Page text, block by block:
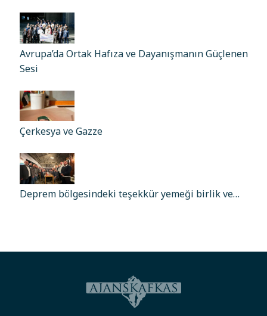
Avrupa’da Ortak Hafıza ve Dayanışmanın Güçlenen
Sesi
Çerkesya ve Gazze
Deprem bölgesindeki teşekkür yemeği birlik ve…